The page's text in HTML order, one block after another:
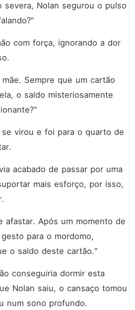
severa, Nolan segurou o pulso
com força, ignorando a dor
Sempre que um cartão
o saldo misteriosamente
virou e foi para o quarto de
acabado de passar por uma
mais esforço, por isso,
afastar. Após um momento de
para o mordomo,
o saldo deste cartão."
conseguiria dormir esta
Nolan saiu, o cansaço tomou
num sono profundo.